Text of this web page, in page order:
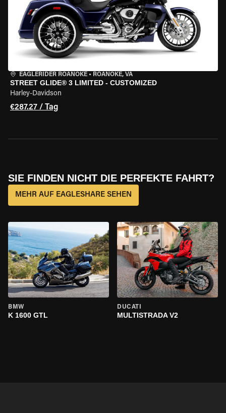
EAGLERIDER ROANOKE • ROANOKE, VA
STREET GLIDE® 3 LIMITED - CUSTOMIZED
Harley-Davidson
€287.27 / Tag
SIE FINDEN NICHT DIE PERFEKTE FAHRT?
MEHR AUF EAGLESHARE SEHEN
BMW
K 1600 GTL
DUCATI
MULTISTRADA V2